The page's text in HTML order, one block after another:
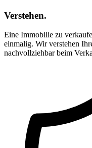
Verstehen.
Eine Immobilie zu
einmalig. Wir verstehen
nachvollziehbar beim